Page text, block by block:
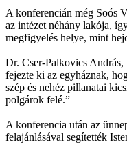
A konferencián még Soós
az intézet néhány lakója,
megfigyelés helye, mint
Dr. Cser-Palkovics András,
fejezte ki az egyháznak,
szép és nehéz pillanatai
polgárok felé.”
A konferencia után az
felajánlásával segítették